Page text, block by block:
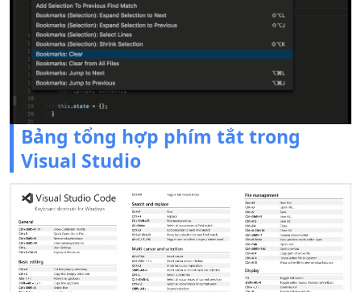
Bảng tổng hợp phím tắt trong
Visual Studio